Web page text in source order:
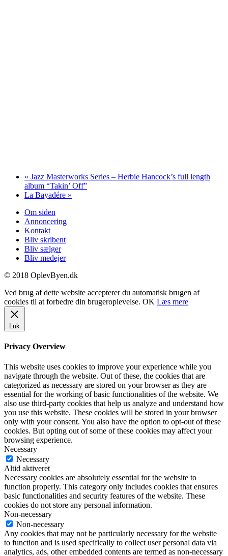
« Jazz Masterworks Series – Herbie Hancock’s full length
album “Takin’ Off”
La Bayadére »
Om siden
Annoncering
Kontakt
Bliv skribent
Bliv sælger
Bliv medejer
© 2018 OplevByen.dk
Ved brug af dette website accepterer du automatisk brugen af
cookies til at forbedre din brugeroplevelse. OK Læs mere
Luk
Privacy Overview
This website uses cookies to improve your experience while you
navigate through the website. Out of these, the cookies that are
categorized as necessary are stored on your browser as they are
essential for the working of basic functionalities of the website. We
also use third-party cookies that help us analyze and understand how
you use this website. These cookies will be stored in your browser
only with your consent. You also have the option to opt-out of these
cookies. But opting out of some of these cookies may affect your
browsing experience.
Necessary
Necessary
Altid aktiveret
Necessary cookies are absolutely essential for the website to
function properly. This category only includes cookies that ensures
basic functionalities and security features of the website. These
cookies do not store any personal information.
Non-necessary
Non-necessary
Any cookies that may not be particularly necessary for the website
to function and is used specifically to collect user personal data via
analytics, ads, other embedded contents are termed as non-necessary